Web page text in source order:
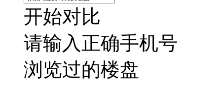
开始对比
请输入正确手机号
浏览过的楼盘